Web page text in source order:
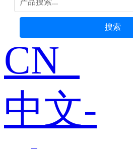
搜索
CN
中文-